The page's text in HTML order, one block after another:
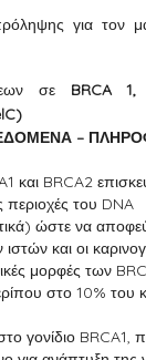
για τον
σε BRCA 1,
–
και BRCA2
περιοχές του DNA
ώστε να
και οι
μορφές των
στο 10% του
γονίδιο BRCA1,